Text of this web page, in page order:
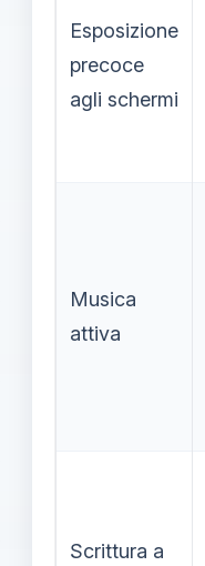
Esposizione
precoce
agli schermi
Musica
attiva
Scrittura a